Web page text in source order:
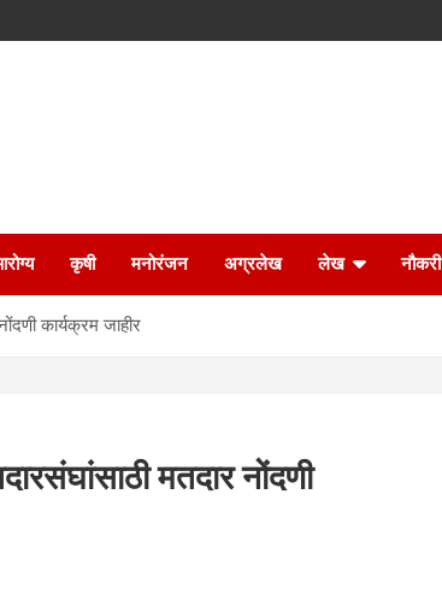
कृषी मनोरंजन अग्रलेख लेख नौकरी
कार्यक्रम जाहीर
मतदार नोंदणी